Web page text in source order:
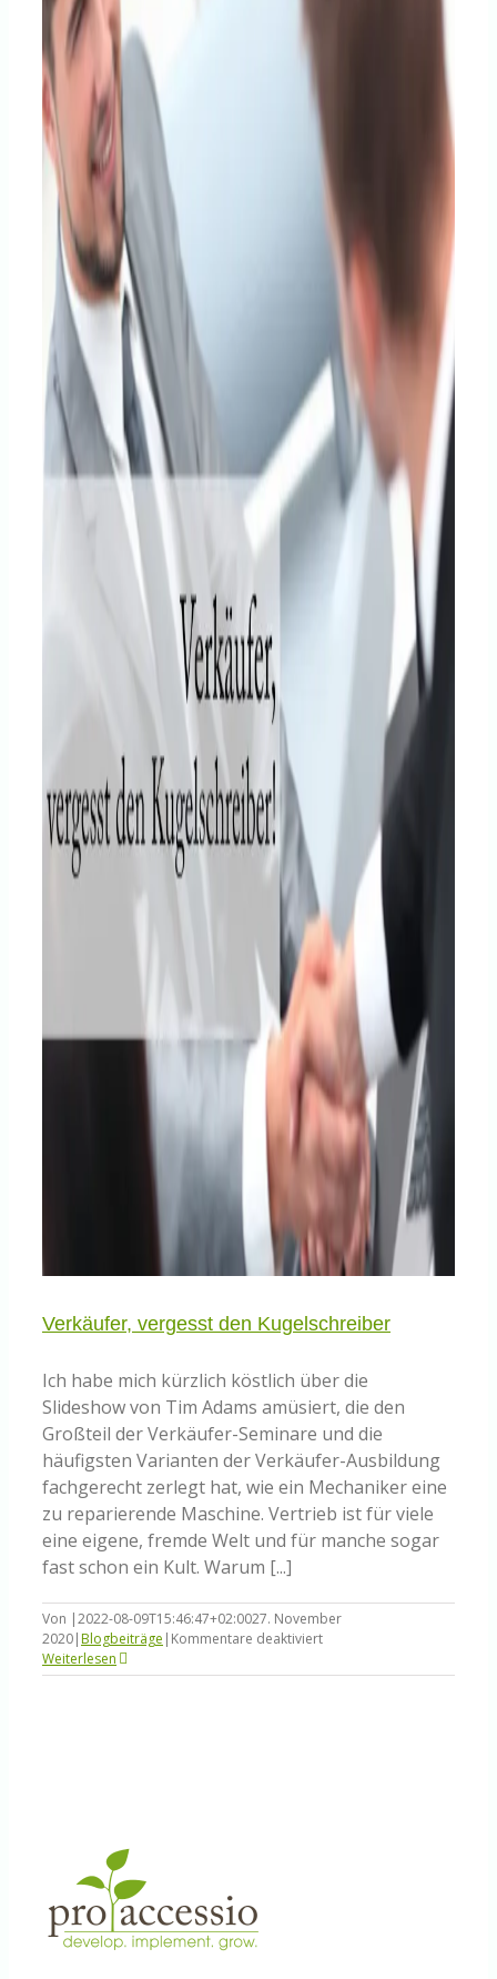
Verkäufer, vergesst den Kugelschreiber
Ich habe mich kürzlich köstlich über die
Slideshow von Tim Adams amüsiert, die den
Großteil der Verkäufer-Seminare und die
häufigsten Varianten der Verkäufer-Ausbildung
fachgerecht zerlegt hat, wie ein Mechaniker eine
zu reparierende Maschine. Vertrieb ist für viele
eine eigene, fremde Welt und für manche sogar
fast schon ein Kult. Warum [...]
Von |2022-08-09T15:46:47+02:0027. November
2020|Blogbeiträge | Kommentare deaktiviertfür
vergesst
Weiterlesen